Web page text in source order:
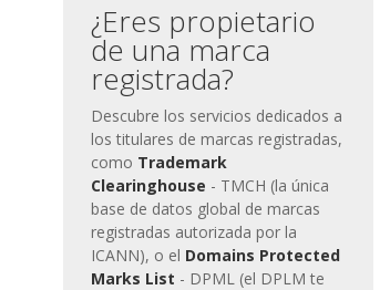
¿Eres propietario
de una marca
registrada?
Descubre los servicios dedicados a
los titulares de marcas registradas,
como Trademark
Clearinghouse - TMCH (la única
base de datos global de marcas
registradas autorizada por la
ICANN), o el Domains Protected
Marks List - DPML (el DPLM te